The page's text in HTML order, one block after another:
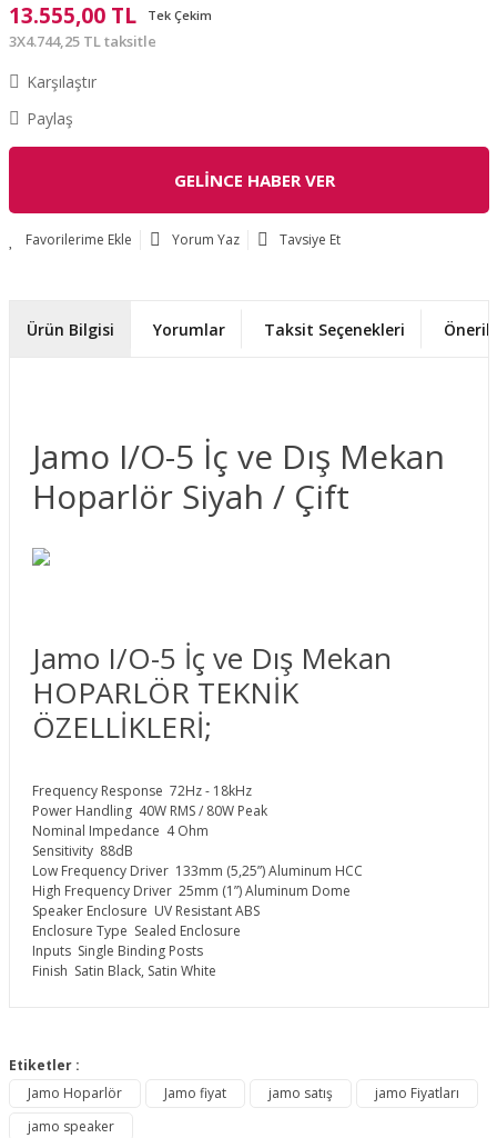
13.555,00 TL Tek Çekim
3X4.744,25 TL taksitle
Karşılaştır
Paylaş
GELİNCE HABER VER
Yorum Yaz Tavsiye Et
Ürün Bilgisi Yorumlar Taksit Seçenekleri
Jamo I/O-5 İç ve Dış Mekan
Hoparlör Siyah / Çift
Jamo I/O-5 İç ve Dış Mekan
HOPARLÖR TEKNİK
ÖZELLİKLERİ;
Frequency Response 72Hz - 18kHz
Power Handling40W RMS / 80W Peak
Nominal Impedance 4 Ohm
Sensitivity 88dB
Low Frequency Driver 133mm (5,25”) Aluminum HCC
High Frequency Driver 25mm (1”) Aluminum Dome
Speaker Enclosure UV Resistant ABS
Enclosure Type Sealed Enclosure
Inputs Single Binding Posts
Finish Satin Black, Satin White
konularda yetersiz gördüğünüz noktaları öneri formunu
Görüş ve önerileriniz için teşekkür ederiz.
Etiketler :
Jamo Hoparlör
Jamo fiyat jamo satış
jamo Fiyatları
jamo speaker